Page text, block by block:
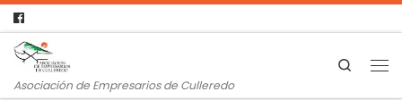
Asociación de Empresarios de Culleredo
Search